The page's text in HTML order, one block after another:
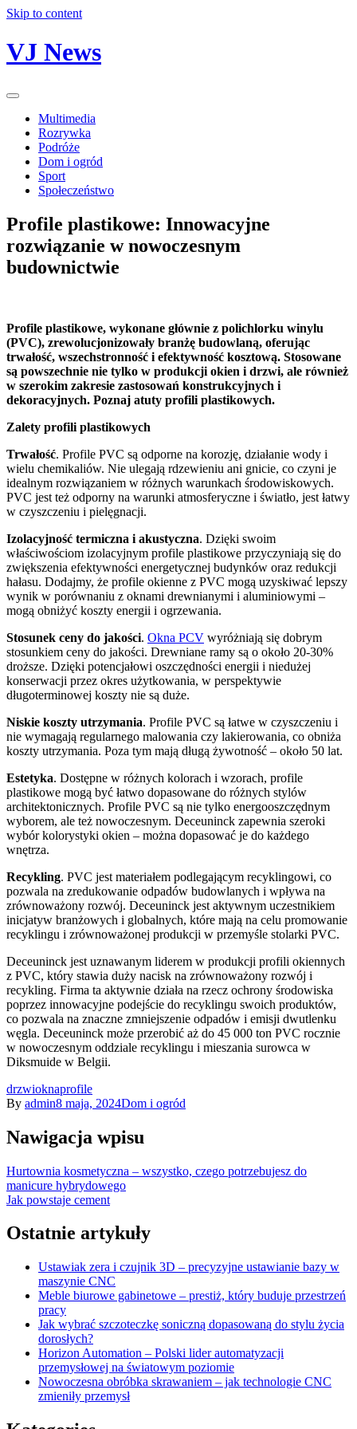
Skip to content
VJ News
Multimedia
Rozrywka
Podróże
Dom i ogród
Sport
Społeczeństwo
Profile plastikowe: Innowacyjne
rozwiązanie w nowoczesnym
budownictwie
Profile plastikowe, wykonane głównie z polichlorku winylu
(PVC), zrewolucjonizowały branżę budowlaną, oferując
trwałość, wszechstronność i efektywność kosztową. Stosowane
są powszechnie nie tylko w produkcji okien i drzwi, ale również
w szerokim zakresie zastosowań konstrukcyjnych i
dekoracyjnych. Poznaj atuty profili plastikowych.
Zalety profili plastikowych
Trwałość. Profile PVC są odporne na korozję, działanie wody i
wielu chemikaliów. Nie ulegają rdzewieniu ani gnicie, co czyni je
idealnym rozwiązaniem w różnych warunkach środowiskowych.
PVC jest też odporny na warunki atmosferyczne i światło, jest łatwy
w czyszczeniu i pielęgnacji.
Izolacyjność termiczna i akustyczna. Dzięki swoim
właściwościom izolacyjnym profile plastikowe przyczyniają się do
zwiększenia efektywności energetycznej budynków oraz redukcji
hałasu. Dodajmy, że profile okienne z PVC mogą uzyskiwać lepszy
wynik w porównaniu z oknami drewnianymi i aluminiowymi –
mogą obniżyć koszty energii i ogrzewania.
Stosunek ceny do jakości. Okna PCV wyróżniają się dobrym
stosunkiem ceny do jakości. Drewniane ramy są o około 20-30%
droższe. Dzięki potencjałowi oszczędności energii i niedużej
konserwacji przez okres użytkowania, w perspektywie
długoterminowej koszty nie są duże.
Niskie koszty utrzymania. Profile PVC są łatwe w czyszczeniu i
nie wymagają regularnego malowania czy lakierowania, co obniża
koszty utrzymania. Poza tym mają długą żywotność – około 50 lat.
Estetyka. Dostępne w różnych kolorach i wzorach, profile
plastikowe mogą być łatwo dopasowane do różnych stylów
architektonicznych. Profile PVC są nie tylko energooszczędnym
wyborem, ale też nowoczesnym. Deceuninck zapewnia szeroki
wybór kolorystyki okien – można dopasować je do każdego
wnętrza.
Recykling. PVC jest materiałem podlegającym recyklingowi, co
pozwala na zredukowanie odpadów budowlanych i wpływa na
zrównoważony rozwój. Deceuninck jest aktywnym uczestnikiem
inicjatyw branżowych i globalnych, które mają na celu promowanie
recyklingu i zrównoważonej produkcji w przemyśle stolarki PVC.
Deceuninck jest uznawanym liderem w produkcji profili okiennych
z PVC, który stawia duży nacisk na zrównoważony rozwój i
recykling. Firma ta aktywnie działa na rzecz ochrony środowiska
poprzez innowacyjne podejście do recyklingu swoich produktów,
co pozwala na znaczne zmniejszenie odpadów i emisji dwutlenku
węgla. Deceuninck może przerobić aż do 45 000 ton PVC rocznie
w nowoczesnym oddziale recyklingu i mieszania surowca w
Diksmuide w Belgii.
drzwioknaprofile
By admin8 maja, 2024Dom i ogród
Nawigacja wpisu
Hurtownia kosmetyczna – wszystko, czego potrzebujesz do
manicure hybrydowego
Jak powstaje cement
Ostatnie artykuły
Ustawiak zera i czujnik 3D – precyzyjne ustawianie bazy w
maszynie CNC
Meble biurowe gabinetowe – prestiż, który buduje przestrzeń
pracy
Jak wybrać szczoteczkę soniczną dopasowaną do stylu życia
dorosłych?
Horizon Automation – Polski lider automatyzacji
przemysłowej na światowym poziomie
Nowoczesna obróbka skrawaniem – jak technologie CNC
zmieniły przemysł